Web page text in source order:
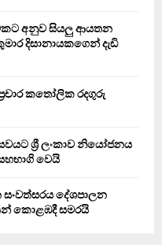
H
අනුව සියලු ආයතන
දිසානායකගෙන් දැඩි
කතෝලික රදගුරු
ශ්‍රී ලංකාව නියෝජනය
වෙයි
දේශපාලන
කොළඹදී සමරයි